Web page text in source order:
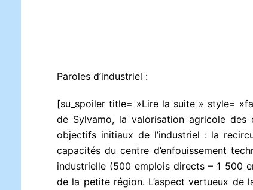
Paroles d’industriel :
[su_spoiler title= »Lire la suite » style=
de Sylvamo, la valorisation agricole
objectifs initiaux de l’industriel : la
capacités du centre d’enfouissement
industrielle (500 emplois directs – 1 500
de la petite région. L’aspect vertueux de